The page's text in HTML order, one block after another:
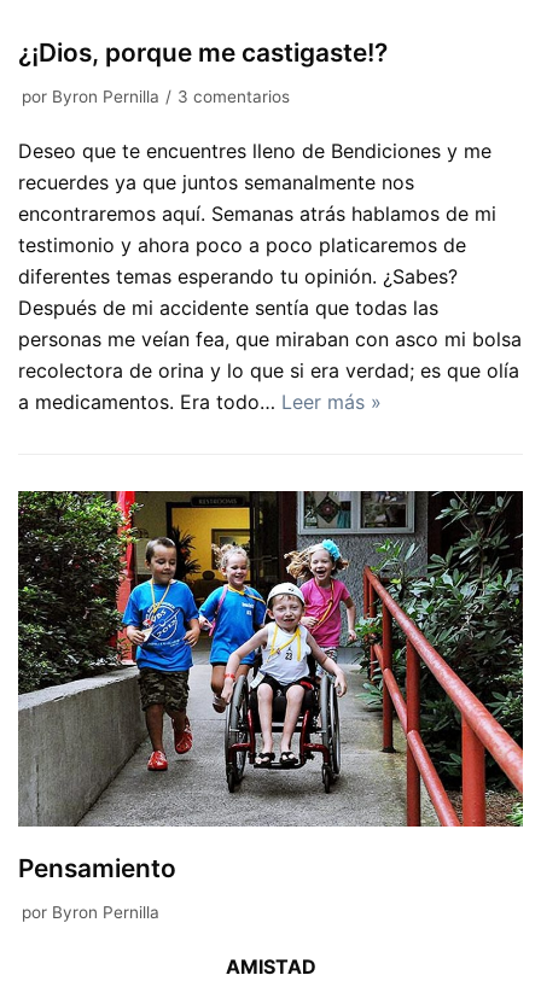
¿¡Dios, porque me castigaste!?
por Byron Pernilla 3 comentarios
Deseo que te encuentres lleno de Bendiciones y me
recuerdes ya que juntos semanalmente nos
encontraremos aquí. Semanas atrás hablamos de mi
testimonio y ahora poco a poco platicaremos de
diferentes temas esperando tu opinión. ¿Sabes?
Después de mi accidente sentía que todas las
personas me veían fea, que miraban con asco mi bolsa
recolectora de orina y lo que si era verdad; es que olía
a medicamentos. Era todo… Leer más »
Pensamiento
por Byron Pernilla
AMISTAD